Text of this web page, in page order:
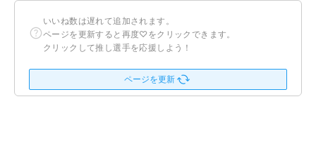
いいね数は遅れて追加されます。
ページを更新すると再度♡をクリックできます。
クリックして推し選手を応援しよう！
ページを更新